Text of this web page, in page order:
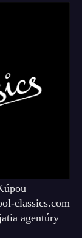
classics.com
agentúry